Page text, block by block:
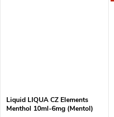
Liquid LIQUA CZ Elements
Menthol 10ml-6mg (Mentol)